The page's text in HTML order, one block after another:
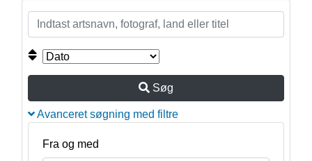
Søg
Avanceret søgning med filtre
Fra og med